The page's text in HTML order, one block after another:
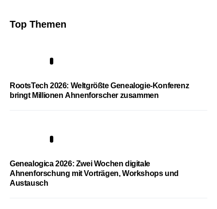
Top Themen
RootsTech 2026: Weltgrößte Genealogie-Konferenz
bringt Millionen Ahnenforscher zusammen
Genealogica 2026: Zwei Wochen digitale
Ahnenforschung mit Vorträgen, Workshops und
Austausch